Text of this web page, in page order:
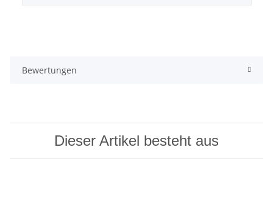
Bewertungen
Dieser Artikel besteht aus